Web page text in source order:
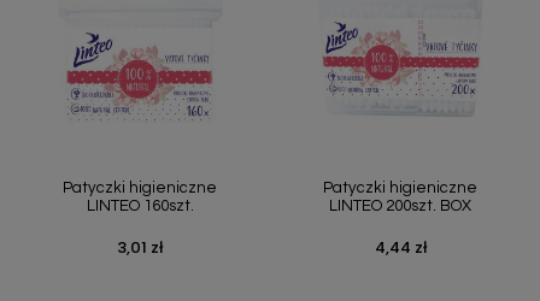
Patyczki higieniczne
LINTEO 160szt.
Cena
3,01 zł
Patyczki higieniczne
LINTEO 200szt. BOX
Cena
4,44 zł